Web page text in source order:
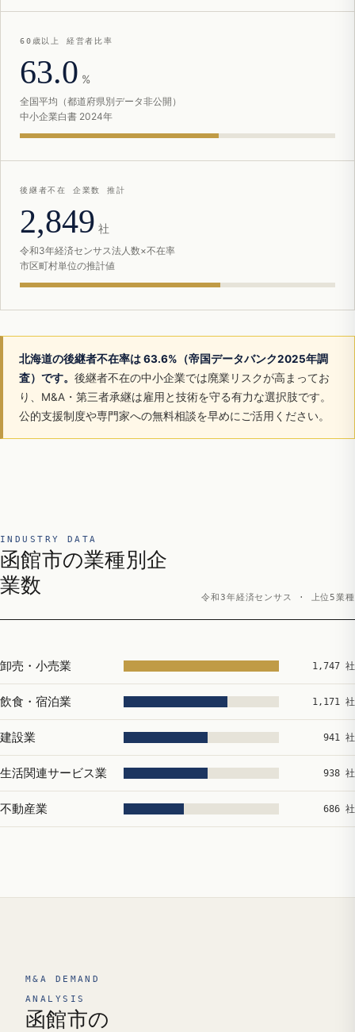
60歳以上 経営者比率
63.0 %
全国平均（都道府県別データ非公開）
中小企業白書 2024年
後継者不在 企業数 推計
2,849 社
令和3年経済センサス法人数×不在率
市区町村単位の推計値
北海道の後継者不在率は 63.6%（帝国データバンク2025年調
査）です。 後継者不在の中小企業では廃業リスクが高まってお
り、M&A・第三者承継は雇用と技術を守る有力な選択肢です。
公的支援制度や専門家への無料相談を早めにご活用ください。
INDUSTRY DATA
函館市の業種別企
業数
令和3年経済センサス · 上位5業種
卸売・小売業 1,747 社
飲食・宿泊業 1,171 社
建設業 941 社
生活関連サービス業 938 社
不動産業 686 社
M&A DEMAND
ANALYSIS
函館市の